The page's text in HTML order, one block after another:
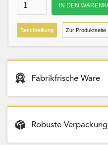
Beschreibung Zur Produktseite
Fabrikfrische Ware
Robuste Verpackung